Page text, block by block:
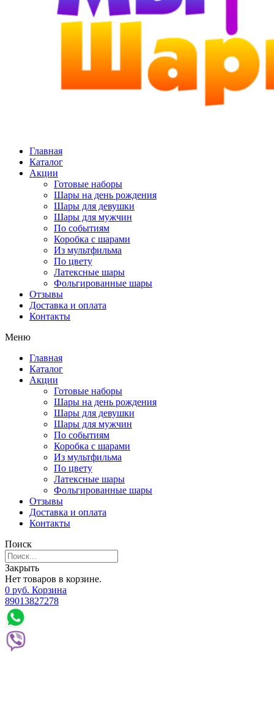
Главная
Каталог
Акции
Готовые наборы
Шары на день рождения
Шары для девушки
Шары для мужчин
По событиям
Коробка с шарами
Из мультфильма
По цвету
Латексные шары
Фольгированные шары
Отзывы
Доставка и оплата
Контакты
Меню
Главная
Каталог
Акции
Готовые наборы
Шары на день рождения
Шары для девушки
Шары для мужчин
По событиям
Коробка с шарами
Из мультфильма
По цвету
Латексные шары
Фольгированные шары
Отзывы
Доставка и оплата
Контакты
Поиск
Закрыть
Нет товаров в корзине.
0 руб. Корзина
89013827278